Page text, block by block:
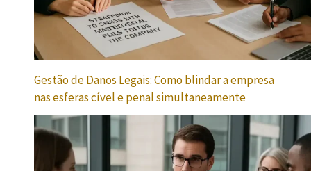
Gestão de Danos Legais: Como blindar a empresa
nas esferas cível e penal simultaneamente